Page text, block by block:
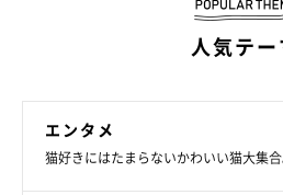
人気テー
エンタメ
猫好きにはたまらないかわいい猫大集